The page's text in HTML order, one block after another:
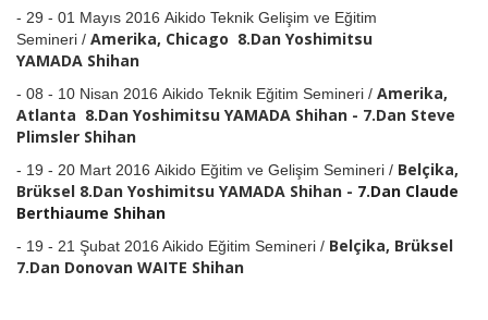
- 29 - 01 Mayıs 2016 Aikido Teknik Gelişim ve Eğitim
Semineri / Amerika, Chicago 8.Dan Yoshimitsu
YAMADA Shihan
- 08 - 10 Nisan 2016 Aikido Teknik Eğitim Semineri / Amerika,
Atlanta 8.Dan Yoshimitsu YAMADA Shihan - 7.Dan Steve
Plimsler Shihan
- 19 - 20 Mart 2016 Aikido Eğitim ve Gelişim Semineri / Belçika,
Brüksel 8.Dan Yoshimitsu YAMADA Shihan - 7.Dan Claude
Berthiaume Shihan
- 19 - 21 Şubat 2016 Aikido Eğitim Semineri / Belçika, Brüksel
7.Dan Donovan WAITE Shihan